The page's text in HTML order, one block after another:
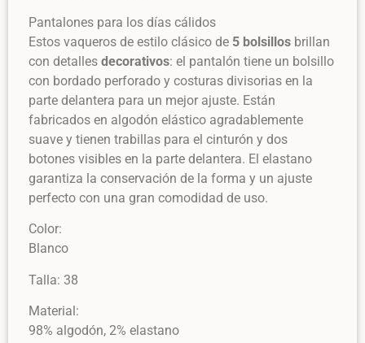
Pantalones para los días cálidos
Estos vaqueros de estilo clásico de 5 bolsillos brillan
con detalles decorativos: el pantalón tiene un bolsillo
con bordado perforado y costuras divisorias en la
parte delantera para un mejor ajuste. Están
fabricados en algodón elástico agradablemente
suave y tienen trabillas para el cinturón y dos
botones visibles en la parte delantera. El elastano
garantiza la conservación de la forma y un ajuste
perfecto con una gran comodidad de uso.
Color:
Blanco
Talla: 38
Material:
98% algodón, 2% elastano